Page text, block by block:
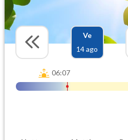
Ve
14 ago
06:07